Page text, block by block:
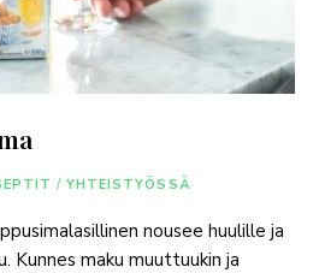
/ YHTEISTYÖSSÄ
nousee huulille ja
maku muuttuukin ja